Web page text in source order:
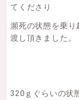
てくださり
瀕死の状態を乗り
渡し頂きました。
320ｇぐらいの状